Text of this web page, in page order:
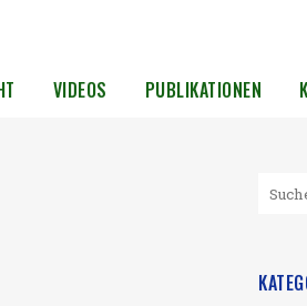
VIDEOS PUBLIKATIONEN